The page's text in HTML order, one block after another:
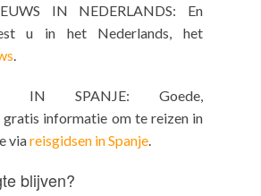
IN NEDERLANDS: En
u in het Nederlands, het
.
IN SPANJE: Goede,
informatie om te reizen in
viareisgidsen in Spanje.
blijven?